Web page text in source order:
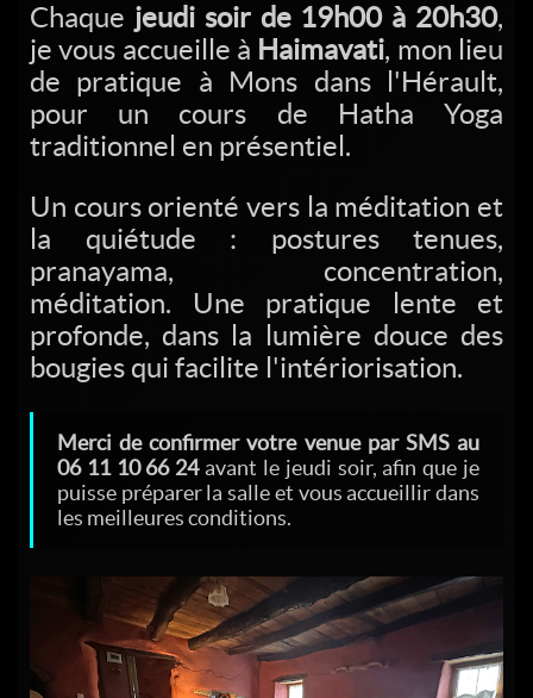
Chaque jeudi soir de 19h00 à 20h30,
je vous accueille à Haimavati, mon lieu
de pratique à Mons dans l'Hérault,
pour un cours de Hatha Yoga
traditionnel en présentiel.
Un cours orienté vers la méditation et
la quiétude : postures tenues,
pranayama, concentration,
méditation. Une pratique lente et
profonde, dans la lumière douce des
bougies qui facilite l'intériorisation.
Merci de confirmer votre venue par SMS au
06 11 10 66 24avant le jeudi soir, afin que je
puisse préparer la salle et vous accueillir dans
les meilleures conditions.